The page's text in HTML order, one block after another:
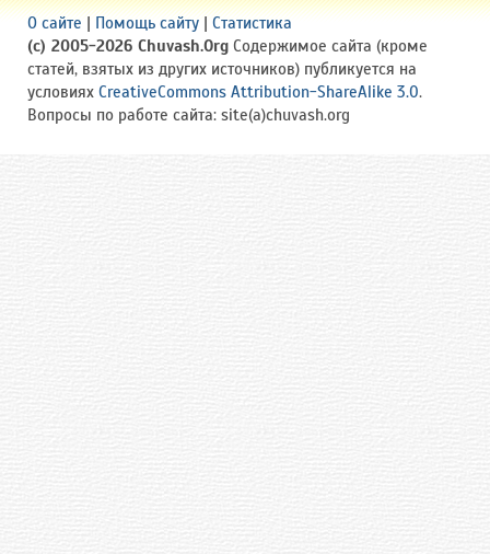
О сайте Помощь сайту
Статистика
(c) 2005-2026 Chuvash.Org Содержимое сайта (кроме
статей, взятых из других источников) публикуется на
условиях CreativeCommons Attribution-ShareAlike 3.0.
Вопросы по работе сайта: site(a)chuvash.org